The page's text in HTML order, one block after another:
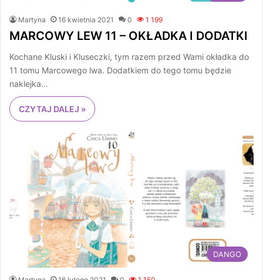
Martyna 16 kwietnia 2021 0 1 199
MARCOWY LEW 11 – OKŁADKA I DODATKI
Kochane Kluski i Kluseczki, tym razem przed Wami okładka do
11 tomu Marcowego lwa. Dodatkiem do tego tomu będzie
naklejka…
CZYTAJ DALEJ »
DANGO